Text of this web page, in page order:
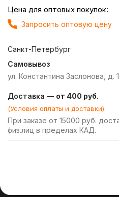
Цена для оптовых покупок:
Запросить оптовую цену
Санкт-Петербург
Самовывоз
ул. Константина Заслонова, д.
Доставка — от 400 руб.
(Условия оплаты и доставки)
При заказе от 15000 руб.
физ.лиц в пределах КАД.